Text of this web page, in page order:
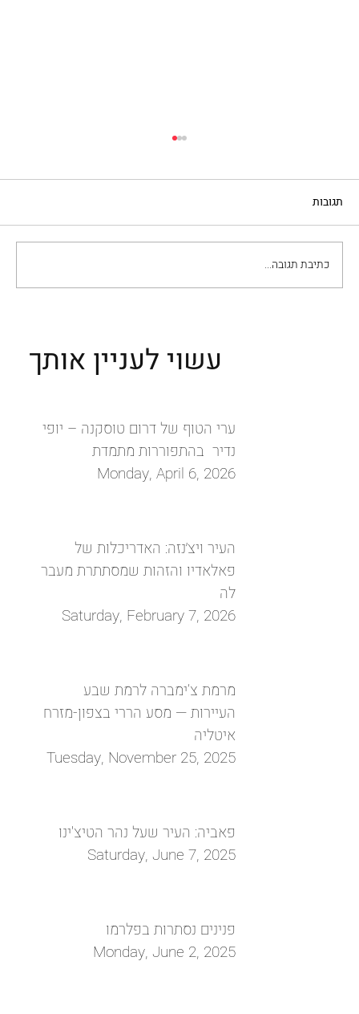
חמישה מקומות נהדרים לבקר בהם
תגובות
כתיבת תגובה...
ערי הטוף של דרום טוסקנה – יופי
נדיר בהתפוררות מתמדת
Monday, April 6, 2026
העיר ויצ׳נזה: האדריכלות של
פאלאדיו והזהות שמסתתרת מעבר
לה
Saturday, February 7, 2026
מרמת צ’ימברה לרמת שבע
העיירות — מסע הררי בצפון-מזרח
איטליה
Tuesday, November 25, 2025
פאביה: העיר שעל נהר הטיצ'ינו
Saturday, June 7, 2025
פנינים נסתרות בפלרמו
Monday, June 2, 2025
עשוי לעניין אותך